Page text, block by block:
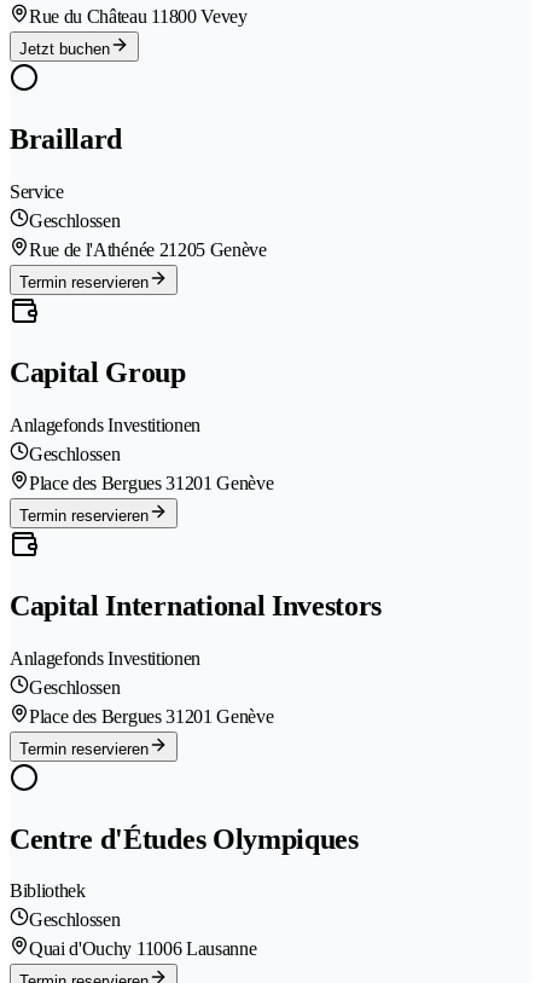
Rue du Château 11800 Vevey
Jetzt buchen
Braillard
Service
Geschlossen
Rue de l'Athénée 21205 Genève
Termin reservieren
Capital Group
Anlagefonds Investitionen
Geschlossen
Place des Bergues 31201 Genève
Termin reservieren
Capital International Investors
Anlagefonds Investitionen
Geschlossen
Place des Bergues 31201 Genève
Termin reservieren
Centre d'Études Olympiques
Bibliothek
Geschlossen
Quai d'Ouchy 11006 Lausanne